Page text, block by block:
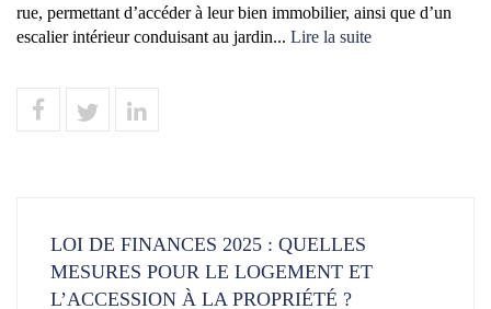
rue, permettant d’accéder à leur bien immobilier, ainsi que d’un
escalier intérieur conduisant au jardin... Lire la suite
LOI DE FINANCES 2025 : QUELLES
MESURES POUR LE LOGEMENT ET
L’ACCESSION À LA PROPRIÉTÉ ?